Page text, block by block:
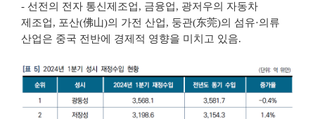
- 선전의 전자 통신제조업, 금융업, 광저우의 자동차
제조업, 포산(佛山)의 가전 산업, 둥관(东莞)의 섬유·의류
산업은 중국 전반에 경제적 영향을 미치고 있음.